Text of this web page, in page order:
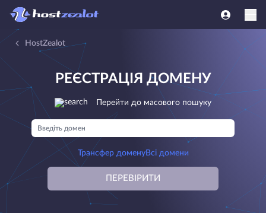
HostZealot
РЕЄСТРАЦІЯ ДОМЕНУ
Перейти до масового пошуку
Трансфер доменуВсі домени
ПЕРЕВІРИТИ